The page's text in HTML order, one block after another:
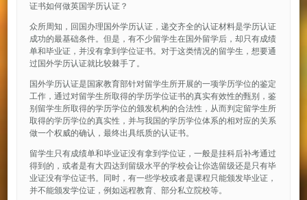
证书如何做英国学历认证？
众所周知，回国办理国外学历认证，递交齐全的认证材料是学历认证
成功的最基础条件。但是，有不少留学生在国外留学后，却只有成绩
单和毕业证，并没有拿到学位证书。对于这类情况的留学生，想要通
过国外学历认证就比较棘手了。
国外学历认证是国家教育部针对留学生所开展的一项学历学位的鉴定
工作，通过对留学生所取得的学历学位证书的真实有效性的甄别，鉴
别留学生所取得的学历学位的颁发机构的合法性，从而判定留学生所
取得的学历学位的真实性，并与我国的学历学位体系的相对应的关系
做一个权威的确认，最终出具纸质的认证书。
留学生只有成绩单和毕业证没有拿到学位证，一般是挂科后补考通过
得到的，或者是有大四达到留级水平的学校会让你选留级还是只有毕
业证没有学位证书。同时，有一些学校或者是课程只能颁发毕业证，
并不能颁发学位证，例如远程教育、部分私立院校等。